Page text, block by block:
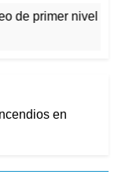
de primer nivel en
en